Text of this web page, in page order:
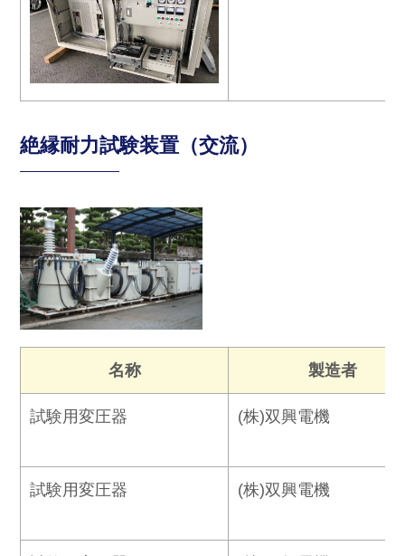
絶縁耐力試験装置（交流）
名称 製造者
試験用変圧器 (株)双興電機
試験用変圧器 (株)双興電機